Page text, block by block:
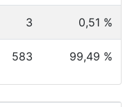
3 0,51 %
583 99,49 %